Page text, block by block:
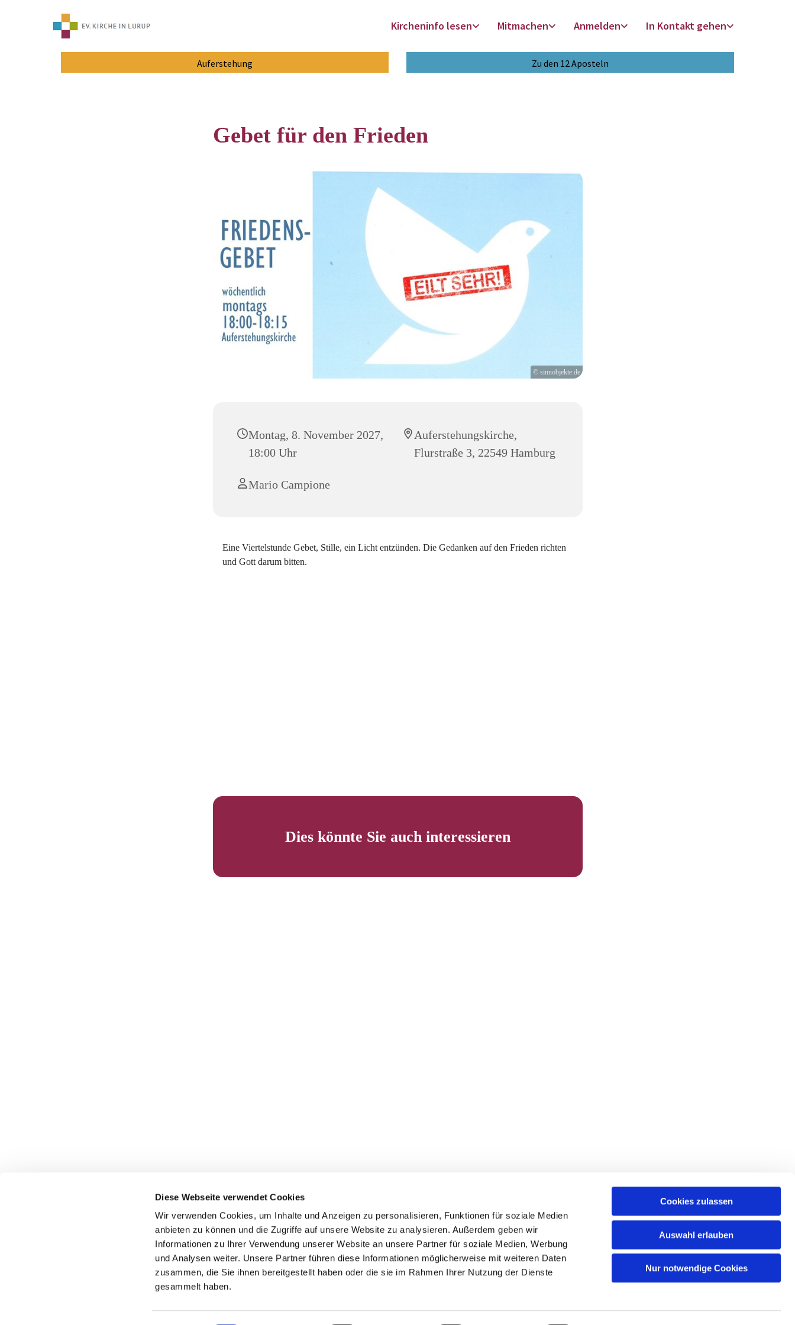
Diese Webseite verwendet Cookies
Wir verwenden Cookies, um Inhalte und Anzeigen zu personalisieren, Funktionen für soziale Medien
anbieten zu können und die Zugriffe auf unsere Website zu analysieren. Außerdem geben wir
Informationen zu Ihrer Verwendung unserer Website an unsere Partner für soziale Medien, Werbung
und Analysen weiter. Unsere Partner führen diese Informationen möglicherweise mit weiteren Daten
zusammen, die Sie ihnen bereitgestellt haben oder die sie im Rahmen Ihrer Nutzung der Dienste
gesammelt haben.
Cookies zulassen
Auswahl erlauben
Nur notwendige Cookies
Kircheninfo lesen Mitmachen Anmelden In Kontakt gehen
Auferstehung Zu den 12 Aposteln
Gebet für den Frieden
© sinnobjekte.de
Montag, 8. November 2027,
18:00 Uhr
Auferstehungskirche,
Flurstraße 3, 22549 Hamburg
Mario Campione
Eine Viertelstunde Gebet, Stille, ein Licht entzünden. Die Gedanken auf den Frieden richten
und Gott darum bitten.
Dies könnte Sie auch interessieren
Impressum Datenschutzerklärung ChurchDesk-Login